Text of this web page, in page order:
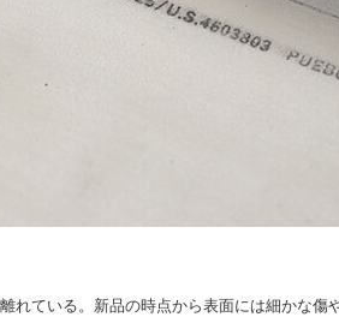
れている。新品の時点から表面には細かな傷